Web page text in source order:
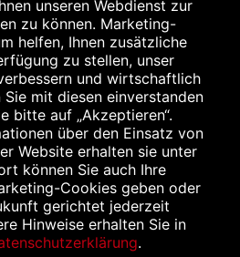
solange der Vorrat reicht. Für Druck-
lesen Sie die Packungsbeilage und fragen
Apothekenerstattungspreis
Preisempfehlung der Hersteller. Der
Ansatz gebrachter Preis für rezeptfreie
Höhe dem für Apotheken verbindlichen
in bestimmten Fällen (z.B. bei Kindern
der gesetzlichen Krankenversicherung
Erstattungspreis im Falle einer
Krankenkassen, vor Abzug eines
§130 Abs. 1 SGB V.
des Herstellers (UVP).
unseren Webdienst zur
zu können. Marketing-
helfen, Ihnen zusätzliche
zu stellen, unser
und wirtschaftlich
Sie mit diesen einverstanden
bitte auf „Akzeptieren“.
über den Einsatz von
Website erhalten sie unter
können Sie auch Ihre
Cookies geben oder
gerichtet jederzeit
Hinweise erhalten Sie in
.